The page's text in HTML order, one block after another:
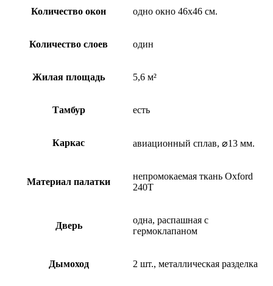
Количество окон одно окно 46х46 см.
Количество слоев один
Жилая площадь 5,6 м²
Тамбур есть
Каркас авиационный сплав, ⌀13 мм.
Материал палатки
непромокаемая ткань Oxford
240Т
Дверь
одна, распашная с
гермоклапаном
Дымоход 2 шт., металлическая разделка